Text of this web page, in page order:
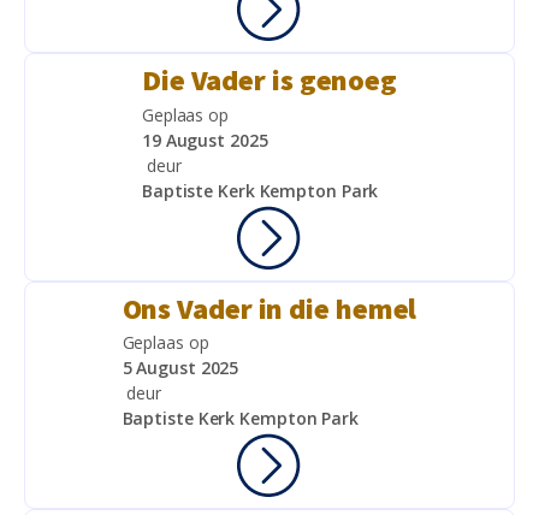
Die Vader is genoeg
Geplaas op
19 August 2025
deur
Baptiste Kerk Kempton Park
Ons Vader in die hemel
Geplaas op
5 August 2025
deur
Baptiste Kerk Kempton Park